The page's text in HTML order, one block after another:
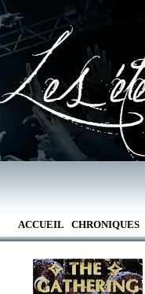
ACCUEIL CHRONIQUES